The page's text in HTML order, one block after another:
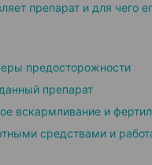
препарат и для чего
предосторожности
препарат
вскармливание и
средствами и